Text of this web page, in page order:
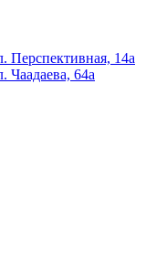
Перспективная, 14а
Чаадаева, 64а